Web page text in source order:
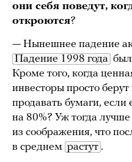
они себя поведут,
откроются?
— Нынешнее падение
Падение 1998 года
Кроме того, когда
инвесторы просто
продавать бумаги, если
на 80%? Уж тогда
из соображения, что
в среднем растут .